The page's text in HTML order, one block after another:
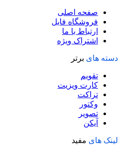
صفحه اصلی
فروشگاه فایل
ارتباط با ما
اشتراک ویژه
دسته های برتر
تقویم
کارت ویزیت
تراکت
وکتور
تصویر
آیکن
لینک های مفید